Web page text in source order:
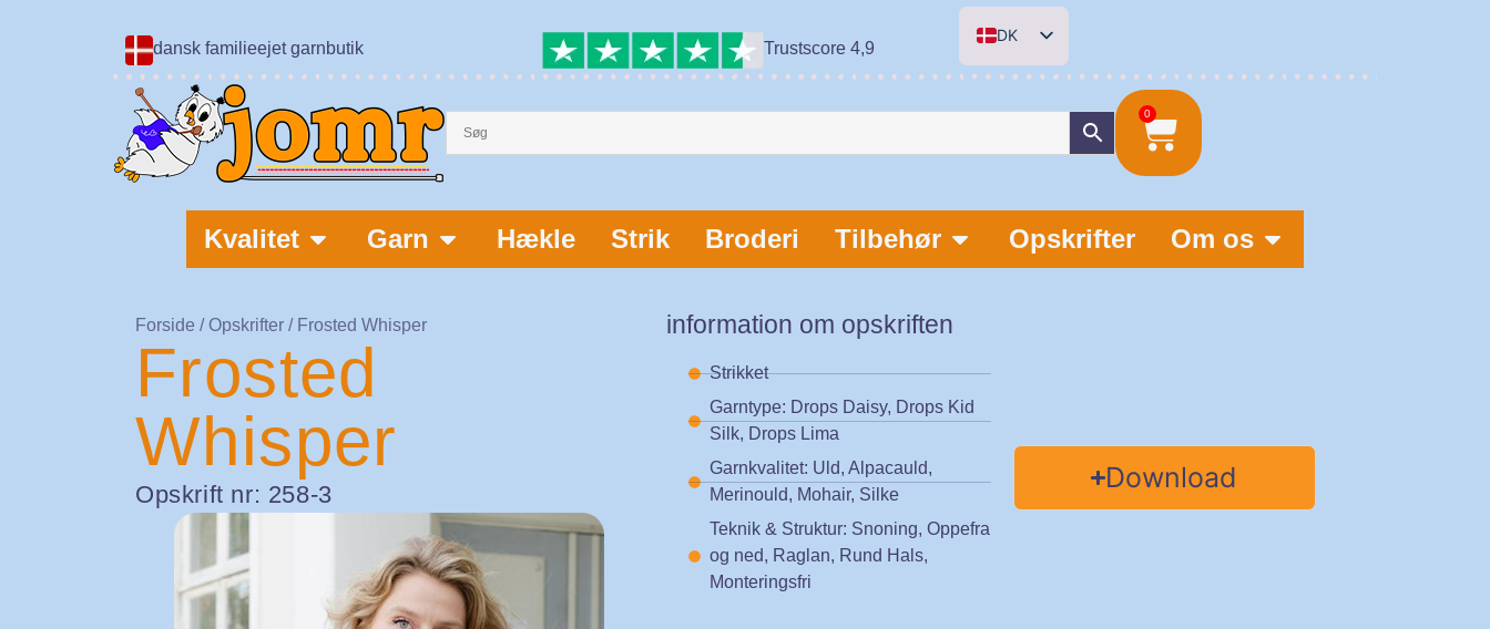
dansk familieejet garnbutik Trustscore 4,9
DK
EN
DE
0
Kvalitet Garn Hækle Strik Broderi Tilbehør Opskrifter Om os
Forside /Opskrifter / Frosted Whisper
Frosted
Whisper
Opskrift nr: 258-3
information om opskriften
Strikket
Garntype: Drops Daisy, Drops Kid
Silk, Drops Lima
Garnkvalitet: Uld, Alpacauld,
Merinould, Mohair, Silke
Teknik & Struktur: Snoning, Oppefra
og ned, Raglan, Rund Hals,
Monteringsfri
Download